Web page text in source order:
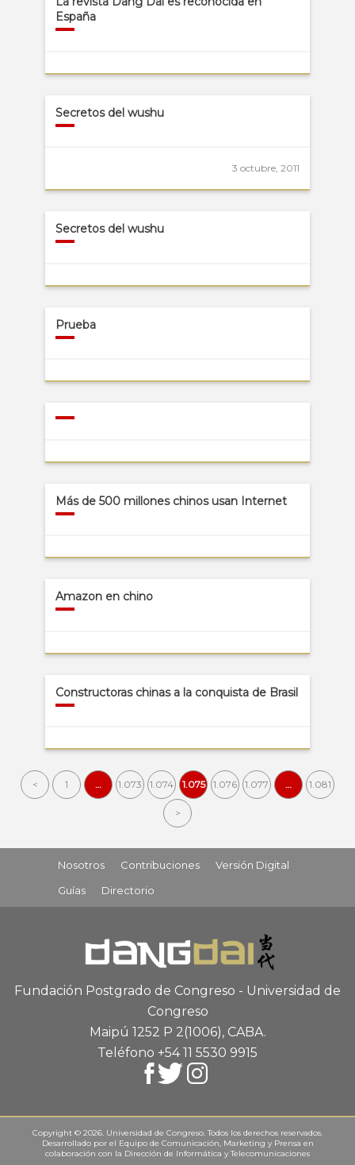
España
Secretos del wushu
3 octubre, 2011
Secretos del wushu
Prueba
Más de 500 millones chinos usan Internet
Amazon en chino
Constructoras chinas a la conquista de Brasil
< 1 … 1.073 1.074 1.075 1.076 1.077 … 1.081
>
Nosotros Contribuciones
Versión Digital
Guías
Directorio
Fundación Postgrado de Congreso - Universidad de
Congreso
Maipú 1252 P 2(1006), CABA.
Teléfono +54 11 5530 9915
Copyright © 2026. Universidad de Congreso. Todos los derechos reservados.
Desarrollado por el Equipo de Comunicación, Marketing y Prensa en
colaboración con la Dirección de Informática y Telecomunicaciones